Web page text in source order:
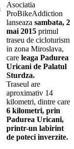
Asociatia
ProBikeAddiction
lanseaza sambata, 2
mai 2015 primul
traseu de cicloturism
in zona Miroslava,
care leaga Padurea
Uricani de Palatul
Sturdza.
Traseul are
aproximativ 14
kilometri, dintre care
6 kilometri, prin
Padurea Uricani,
printr-un labirint
de poteci inverzite.